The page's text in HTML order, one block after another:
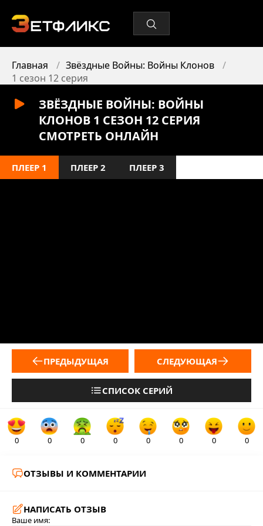
Главная
Звёздные Войны: Войны Клонов
1 сезон 12 серия
ЗВЁЗДНЫЕ ВОЙНЫ: ВОЙНЫ
КЛОНОВ 1 СЕЗОН 12 СЕРИЯ
СМОТРЕТЬ ОНЛАЙН
ПЛЕЕР 1 ПЛЕЕР 2 ПЛЕЕР 3
ПРЕДЫДУЩАЯ
СПИСОК СЕРИЙ
СЛЕДУЮЩАЯ
0 0 0 0 0 0 0 0
ОТЗЫВЫ И КОММЕНТАРИИ
НАПИСАТЬ ОТЗЫВ
Ваше имя: